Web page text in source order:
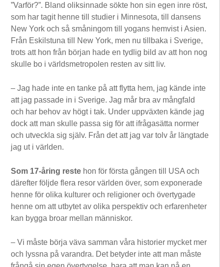
”Varför?”. Bland oliksinnade sökte hon sin egen inre röst,
som har tagit henne till studier i Minnesota, till dansens
New York och så småningom till yogans hemvist i Asien.
Från Eskilstuna till New York, men nu tillbaka i Sverige,
trots att hon från början hade en tydlig bild av att hon nog
skulle bo i världsmetropolen resten av sitt liv.
– Jag hade inte en tanke på att flytta hem, jag kände inte
att jag passade in i Sverige. Jag mår bra av mångfald
och har behov av högt i tak. Under uppväxten kände jag
dock att man skulle passa sig för att ifrågasätta normer
och utveckla sig själv. Från det att jag var tolv år längtade
jag ut i världen.
Som 17-åring reste hon för första gången till USA och
därefter följde flera resor världen över, som exponerade
henne för olika kulturer och religioner och övertygade
henne om att utbytet av olika perspektiv och erfarenheter
kan bygga broar mellan människor.
– Vi måste börja väva samman våra historier mycket mer
och lyssna på varandra. Det betyder inte att man måste